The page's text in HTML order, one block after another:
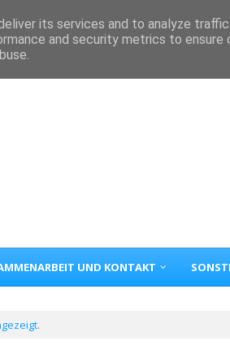
UND KONTAKT
its services and to analyze
and security metrics to